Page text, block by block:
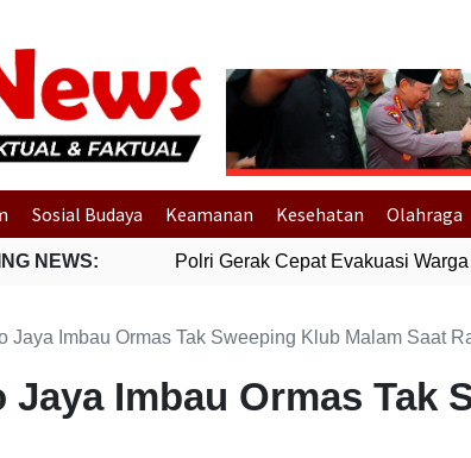
Previous
Sosial Budaya Keamanan Kesehatan Olahraga
NEWS: Polri Gerak Cepat Evakuasi Warga
Jaya Imbau Ormas Tak Sweeping Klub Malam Saat
Jaya Imbau Ormas Tak